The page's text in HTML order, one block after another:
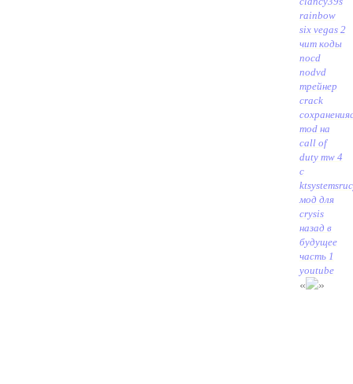
rainbow
six vegas 2
чит коды
nocd
nodvd
трейнер
crack
сохранения
mod на
call of
duty mw 4
с
ktsystemsru
мод для
crysis
назад в
будущее
часть 1
youtube